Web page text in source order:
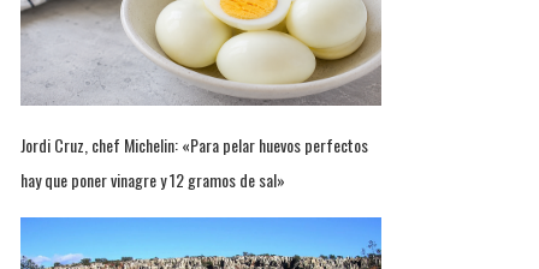
Jordi Cruz, chef Michelin: «Para pelar huevos perfectos
hay que poner vinagre y 12 gramos de sal»